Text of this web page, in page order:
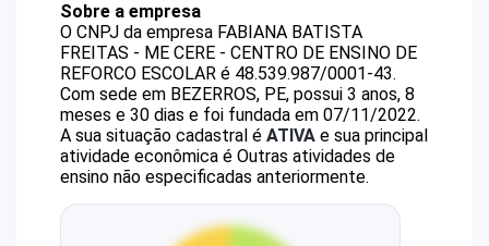
Sobre a empresa
O CNPJ da empresa FABIANA BATISTA
FREITAS - ME CERE - CENTRO DE ENSINO DE
REFORCO ESCOLAR é 48.539.987/0001-43.
Com sede em BEZERROS, PE, possui 3 anos, 8
meses e 30 dias e foi fundada em 07/11/2022.
A sua situação cadastral é ATIVA e sua principal
atividade econômica é Outras atividades de
ensino não especificadas anteriormente.